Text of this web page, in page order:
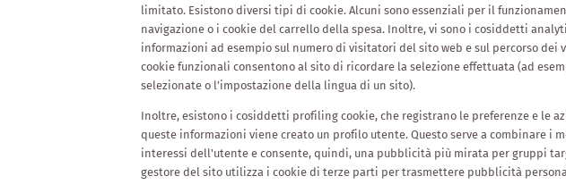
limitato. Esistono diversi tipi di cookie. Alcuni sono essenziali per il
navigazione o i cookie del carrello della spesa. Inoltre, vi sono i cosiddetti
informazioni ad esempio sul numero di visitatori del sito web e sul percorso dei
cookie funzionali consentono al sito di ricordare la selezione effettuata (ad
selezionate o l’impostazione della lingua di un sito).
Inoltre, esistono i cosiddetti profiling cookie, che registrano le preferenze e le
queste informazioni viene creato un profilo utente. Questo serve a combinare i
interessi dell'utente e consente, quindi, una pubblicità più mirata per gruppi
gestore del sito utilizza i cookie di terze parti per trasmettere pubblicità